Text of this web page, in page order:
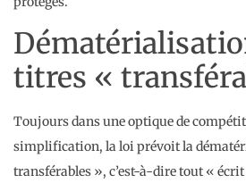
titres «
Toujours dans une optique de
simplification, la loi prévoit la
transférables », c’est-à-dire tout «